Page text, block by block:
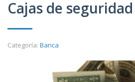
Cajas de
Categoría: Banca